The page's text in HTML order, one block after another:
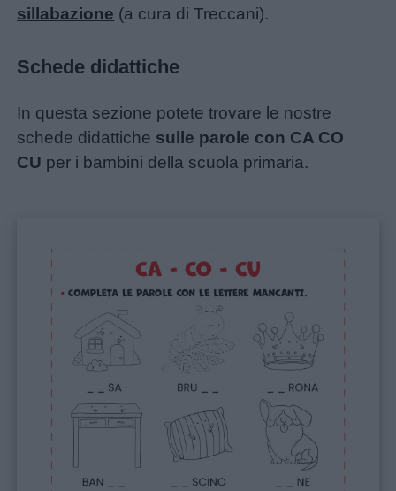
sillabazione (a cura di Treccani).
Schede didattiche
In questa sezione potete trovare le nostre
schede didattiche sulle parole con CA CO
CU per i bambini della scuola primaria.